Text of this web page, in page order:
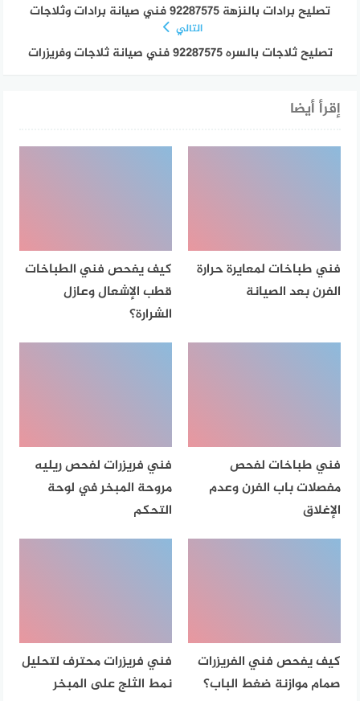
تصليح برادات بالنزهة 92287575 فني صيانة برادات وثلاجات
التالي
تصليح ثلاجات بالسره 92287575 فني صيانة ثلاجات وفريزرات
إقرأ أيضا
فني طباخات لمعايرة حرارة
الفرن بعد الصيانة
كيف يفحص فني الطباخات
قطب الإشعال وعازل
الشرارة؟
فني طباخات لفحص
مفصلات باب الفرن وعدم
الإغلاق
فني فريزرات لفحص ريليه
مروحة المبخر في لوحة
التحكم
كيف يفحص فني الفريزرات
صمام موازنة ضغط الباب؟
فني فريزرات محترف لتحليل
نمط الثلج على المبخر